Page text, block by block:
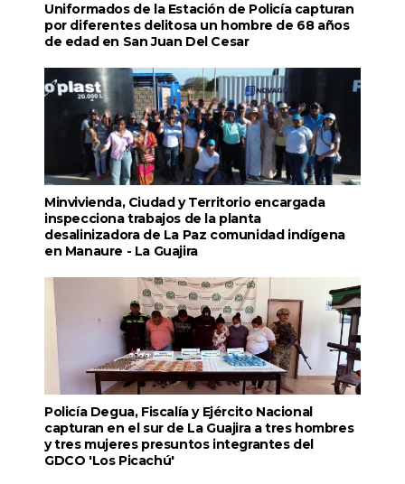
Uniformados de la Estación de Policía capturan
por diferentes delitosa un hombre de 68 años
de edad en San Juan Del Cesar
Minvivienda, Ciudad y Territorio encargada
inspecciona trabajos de la planta
desalinizadora de La Paz comunidad indígena
en Manaure - La Guajira
Policía Degua, Fiscalía y Ejército Nacional
capturan en el sur de La Guajira a tres hombres
y tres mujeres presuntos integrantes del
GDCO 'Los Picachú'